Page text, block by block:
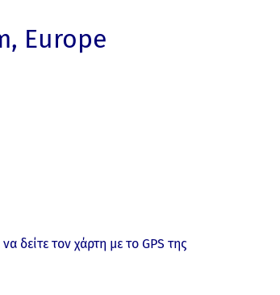
Europe
να δείτε τον χάρτη με το GPS της